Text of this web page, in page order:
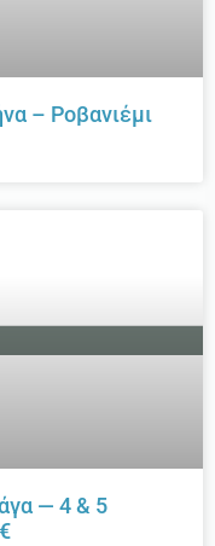
– Ροβανιέμι
— 4 & 5